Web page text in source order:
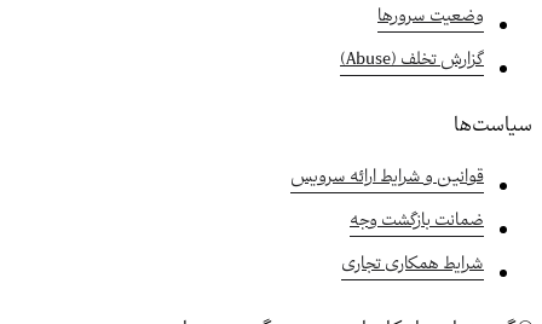
وضعیت سرورها
گزارش تخلف (Abuse)
سیاست‌ها
قوانین و شرایط ارائه سرویس
ضمانت بازگشت وجه
شرایط همکاری تجاری